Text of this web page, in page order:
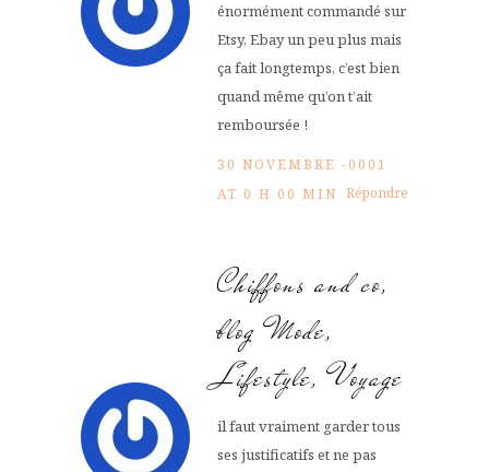
énormément commandé sur
Etsy, Ebay un peu plus mais
ça fait longtemps, c’est bien
quand même qu’on t’ait
remboursée !
30 NOVEMBRE -0001
AT 0 H 00 MIN Répondre
Chiffons and co,
blog Mode,
Lifestyle, Voyage
il faut vraiment garder tous
ses justificatifs et ne pas